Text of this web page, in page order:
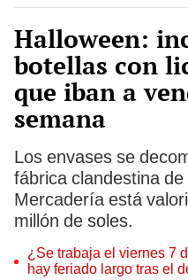
Halloween:
botellas con
que iban a
semana
Los envases se
fábrica clandestina
Mercadería está
millón de soles.
¿Se trabaja el viernes 7
hay feriado largo tras el